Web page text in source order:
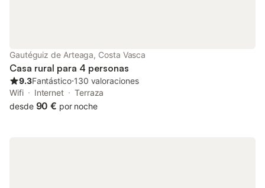
Gautéguiz de Arteaga, Costa Vasca
Casa rural para 4 personas
9.3Fantástico⋅130 valoraciones
Wifi
Internet
Terraza
desde 90 € por noche